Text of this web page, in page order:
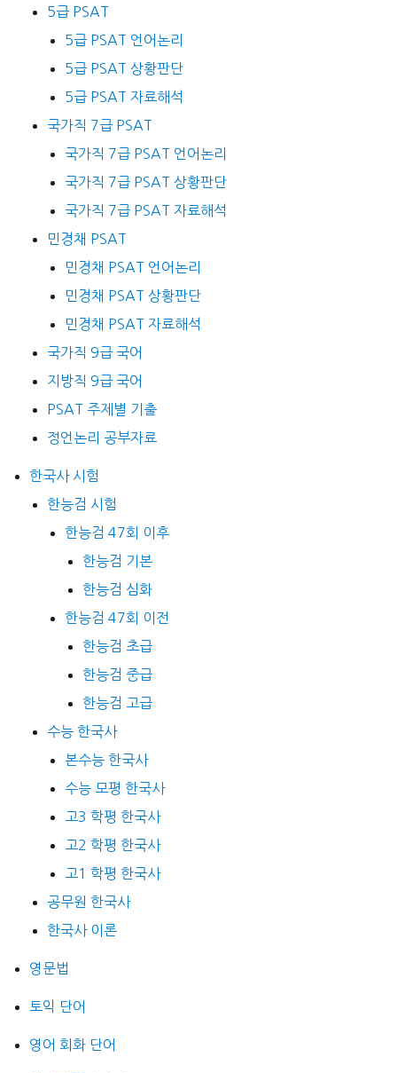
5급 PSAT
5급 PSAT 언어논리
5급 PSAT 상황판단
5급 PSAT 자료해석
국가직 7급 PSAT
국가직 7급 PSAT 언어논리
국가직 7급 PSAT 상황판단
국가직 7급 PSAT 자료해석
민경채 PSAT
민경채 PSAT 언어논리
민경채 PSAT 상황판단
민경채 PSAT 자료해석
국가직 9급 국어
지방직 9급 국어
PSAT 주제별 기출
정언논리 공부자료
한국사 시험
한능검 시험
한능검 47회 이후
한능검 기본
한능검 심화
한능검 47회 이전
한능검 초급
한능검 중급
한능검 고급
수능 한국사
본수능 한국사
수능 모평 한국사
고3 학평 한국사
고2 학평 한국사
고1 학평 한국사
공무원 한국사
한국사 이론
영문법
토익 단어
영어 회화 단어